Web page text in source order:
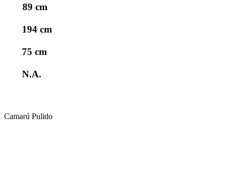
89 cm
194 cm
75 cm
N.A.
Camarú Pulido